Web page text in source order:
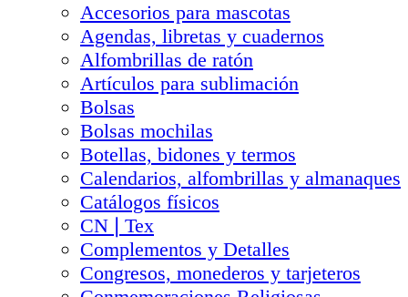
Accesorios para mascotas
Agendas, libretas y cuadernos
Alfombrillas de ratón
Artículos para sublimación
Bolsas
Bolsas mochilas
Botellas, bidones y termos
Calendarios, alfombrillas y almanaques
Catálogos físicos
CN❘Tex
Complementos y Detalles
Congresos, monederos y tarjeteros